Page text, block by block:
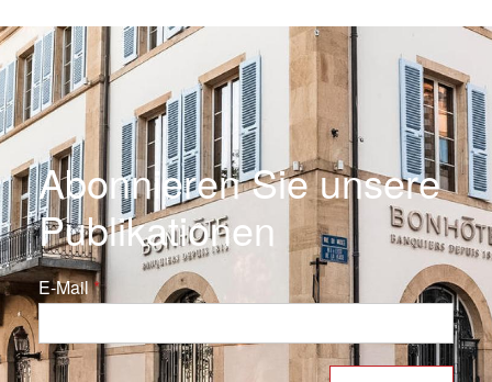
Abonnieren Sie unsere
Publikationen
E-Mail